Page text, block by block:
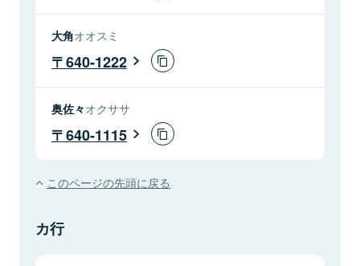
大角オオスミ
640-1222
奥佐々オクササ
640-1115
このページの先頭に戻る
カ行